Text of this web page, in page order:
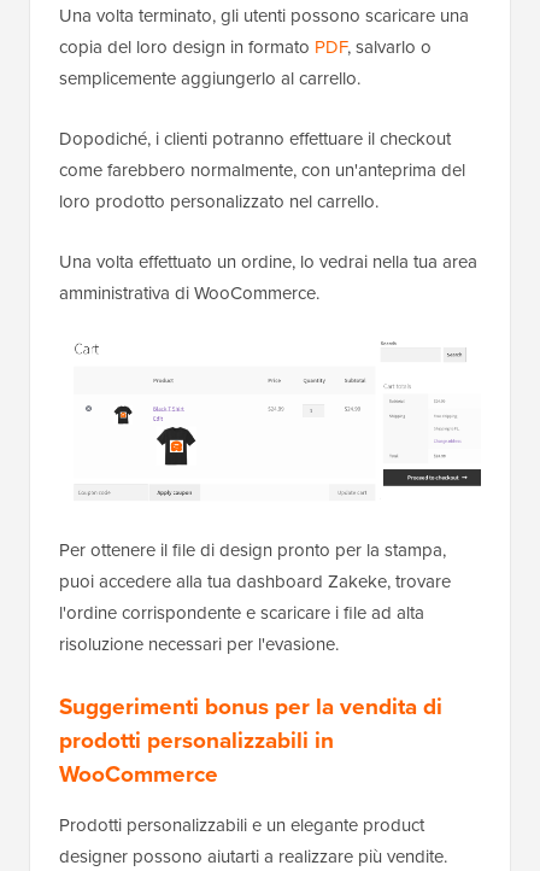
Una volta terminato, gli utenti possono scaricare una
copia del loro design in formato PDF, salvarlo o
semplicemente aggiungerlo al carrello.
Dopodiché, i clienti potranno effettuare il checkout
come farebbero normalmente, con un'anteprima del
loro prodotto personalizzato nel carrello.
Una volta effettuato un ordine, lo vedrai nella tua area
amministrativa di WooCommerce.
Per ottenere il file di design pronto per la stampa,
puoi accedere alla tua dashboard Zakeke, trovare
l'ordine corrispondente e scaricare i file ad alta
risoluzione necessari per l'evasione.
Suggerimenti bonus per la vendita di
prodotti personalizzabili in
WooCommerce
Prodotti personalizzabili e un elegante product
designer possono aiutarti a realizzare più vendite.